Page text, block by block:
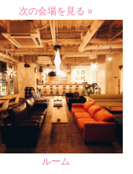
次の会場を見る »
ルーム